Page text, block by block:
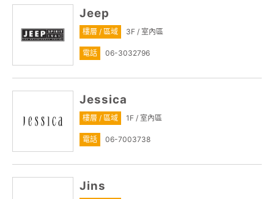
Jeep
樓層 / 區域 3F / 室內區
電話 06-3032796
Jessica
樓層 / 區域 1F / 室內區
電話 06-7003738
Jins